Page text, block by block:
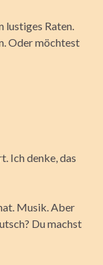
lustiges Raten.
Oder möchtest
Ich denke, das
Musik. Aber
Du machst